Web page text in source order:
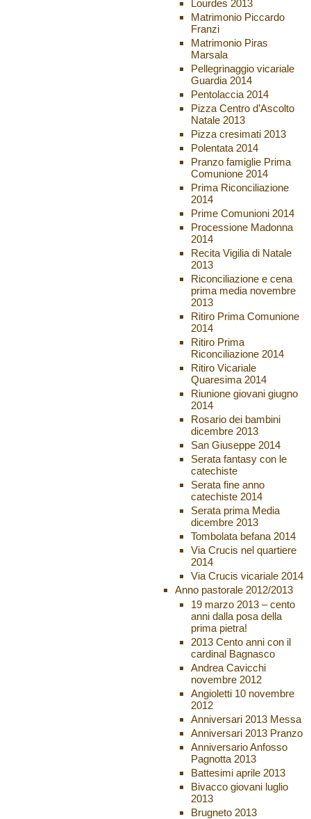
Lourdes 2013
Matrimonio Piccardo
Franzi
Matrimonio Piras
Marsala
Pellegrinaggio vicariale
Guardia 2014
Pentolaccia 2014
Pizza Centro d’Ascolto
Natale 2013
Pizza cresimati 2013
Polentata 2014
Pranzo famiglie Prima
Comunione 2014
Prima Riconciliazione
2014
Prime Comunioni 2014
Processione Madonna
2014
Recita Vigilia di Natale
2013
Riconciliazione e cena
prima media novembre
2013
Ritiro Prima Comunione
2014
Ritiro Prima
Riconciliazione 2014
Ritiro Vicariale
Quaresima 2014
Riunione giovani giugno
2014
Rosario dei bambini
dicembre 2013
San Giuseppe 2014
Serata fantasy con le
catechiste
Serata fine anno
catechiste 2014
Serata prima Media
dicembre 2013
Tombolata befana 2014
Via Crucis nel quartiere
2014
Via Crucis vicariale 2014
Anno pastorale 2012/2013
19 marzo 2013 – cento
anni dalla posa della
prima pietra!
2013 Cento anni con il
cardinal Bagnasco
Andrea Cavicchi
novembre 2012
Angioletti 10 novembre
2012
Anniversari 2013 Messa
Anniversari 2013 Pranzo
Anniversario Anfosso
Pagnotta 2013
Battesimi aprile 2013
Bivacco giovani luglio
2013
Brugneto 2013